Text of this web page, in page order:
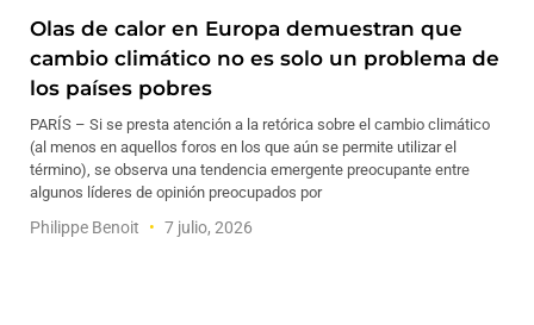
Olas de calor en Europa demuestran que
cambio climático no es solo un problema de
los países pobres
PARÍS – Si se presta atención a la retórica sobre el cambio climático
(al menos en aquellos foros en los que aún se permite utilizar el
término), se observa una tendencia emergente preocupante entre
algunos líderes de opinión preocupados por
Philippe Benoit 7 julio, 2026